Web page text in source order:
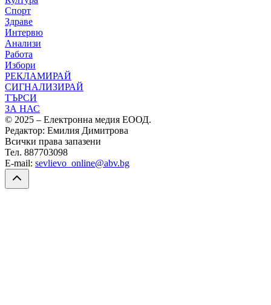
Спорт
Здраве
Интервю
Анализи
Работа
Избори
РЕКЛАМИРАЙ
СИГНАЛИЗИРАЙ
ТЪРСИ
ЗА НАС
© 2025 – Електронна медия ЕООД.
Редактор: Емилия Димитрова
Всички права запазени
Тел. 887703098
E-mail: sevlievo_online@abv.bg